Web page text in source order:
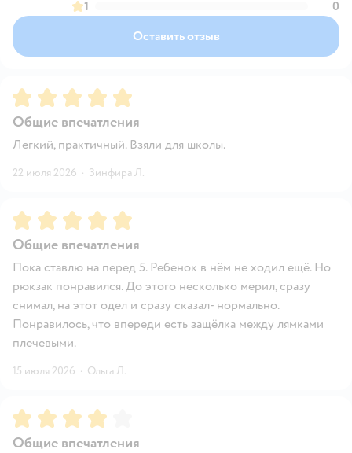
1
0
Оставить отзыв
Рейтинг:5
Общие впечатления
Легкий, практичный. Взяли для школы.
22 июля 2026 · Зинфира Л.
Рейтинг:5
Общие впечатления
Пока ставлю на перед 5. Ребенок в нём не ходил ещё. Но
рюкзак понравился. До этого несколько мерил, сразу
снимал, на этот одел и сразу сказал- нормально.
Понравилось, что впереди есть защёлка между лямками
плечевыми.
15 июля 2026 · Ольга Л.
Рейтинг:4
Общие впечатления